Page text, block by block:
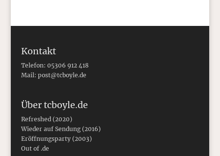
Kontakt
Telefon: 05306 912 418
Mail: post@tcboyle.de
Über tcboyle.de
Refreshed (2020)
Wieder auf Sendung (2016)
Eröffnungsparty (2003)
Out of .de